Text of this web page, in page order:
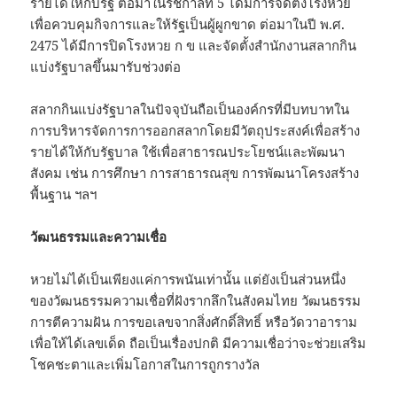
เพื่อควบคุมกิจการและให้รัฐเป็นผู้ผูกขาด ต่อมาในปี พ.ศ.
2475 ได้มีการปิดโรงหวย ก ข และจัดตั้งสำนักงานสลากกิน
แบ่งรัฐบาลขึ้นมารับช่วงต่อ
สลากกินแบ่งรัฐบาลในปัจจุบันถือเป็นองค์กรที่มีบทบาทใน
การบริหารจัดการการออกสลากโดยมีวัตถุประสงค์เพื่อสร้าง
รายได้ให้กับรัฐบาล ใช้เพื่อสาธารณประโยชน์และพัฒนา
สังคม เช่น การศึกษา การสาธารณสุข การพัฒนาโครงสร้าง
พื้นฐาน ฯลฯ
วัฒนธรรมและความเชื่อ
หวยไม่ได้เป็นเพียงแค่การพนันเท่านั้น แต่ยังเป็นส่วนหนึ่ง
ของวัฒนธรรมความเชื่อที่ฝังรากลึกในสังคมไทย วัฒนธรรม
การตีความฝัน การขอเลขจากสิ่งศักดิ์สิทธิ์ หรือวัดวาอาราม
เพื่อให้ได้เลขเด็ด ถือเป็นเรื่องปกติ มีความเชื่อว่าจะช่วยเสริม
โชคชะตาและเพิ่มโอกาสในการถูกรางวัล